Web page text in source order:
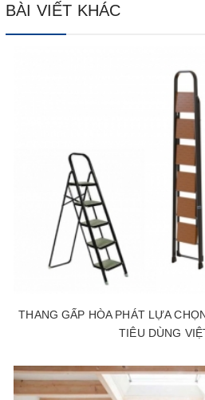
BÀI VIẾT KHÁC
THANG GẤP HÒA PHÁT LỰA
TIÊU DÙNG